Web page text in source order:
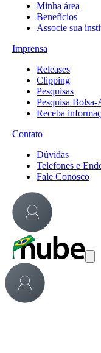
Minha área
Benefícios
Associe sua
Imprensa
Releases
Clipping
Pesquisas
Pesquisa
Receba
Contato
Dúvidas
Telefones e
Fale Conosco